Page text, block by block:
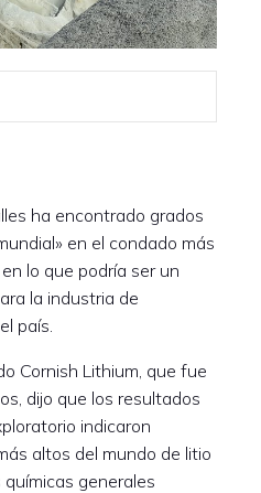
ha encontrado grados
en el condado más
lo que podría ser un
la industria de
país.
Cornish Lithium, que fue
dijo que los resultados
indicaron
altos del mundo de litio
generales